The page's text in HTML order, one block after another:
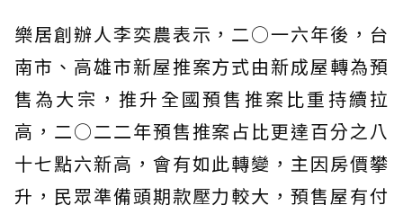
樂居創辦人李奕農表示，二○一六年後，台
南市、高雄市新屋推案方式由新成屋轉為預
售為大宗，推升全國預售推案比重持續拉
高，二○二二年預售推案占比更達百分之八
十七點六新高，會有如此轉變，主因房價攀
升，民眾準備頭期款壓力較大，預售屋有付